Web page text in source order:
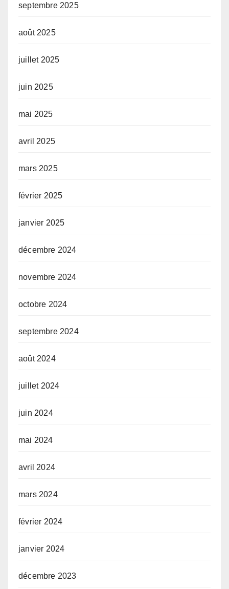
septembre 2025
août 2025
juillet 2025
juin 2025
mai 2025
avril 2025
mars 2025
février 2025
janvier 2025
décembre 2024
novembre 2024
octobre 2024
septembre 2024
août 2024
juillet 2024
juin 2024
mai 2024
avril 2024
mars 2024
février 2024
janvier 2024
décembre 2023